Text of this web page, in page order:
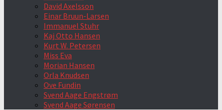
David Axelsson
Einar Bruun-Larsen
Immanuel Stuhr
Kaj Otto Hansen
Kurt W. Petersen
Miss Eva
Morian Hansen
Orla Knudsen
Ove Fundin
Svend Aage Engstrøm
Svend Aage Sørensen